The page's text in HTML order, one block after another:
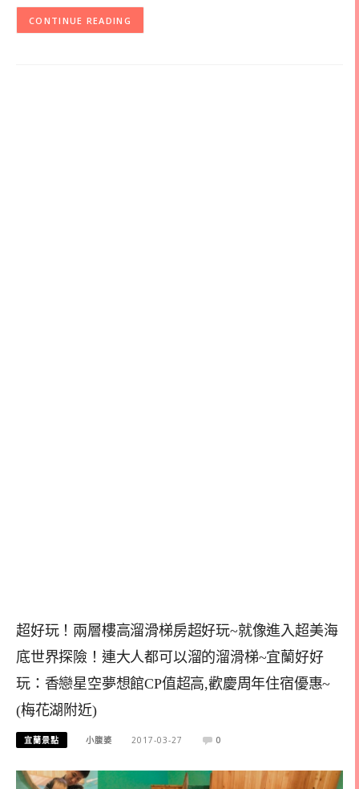
CONTINUE READING
超好玩！兩層樓高溜滑梯房超好玩~就像進入超美海
底世界探險！連大人都可以溜的溜滑梯~宜蘭好好
玩：香戀星空夢想館CP值超高,歡慶周年住宿優惠~
(梅花湖附近)
宜蘭景點 小腹婆 2017-03-27 0